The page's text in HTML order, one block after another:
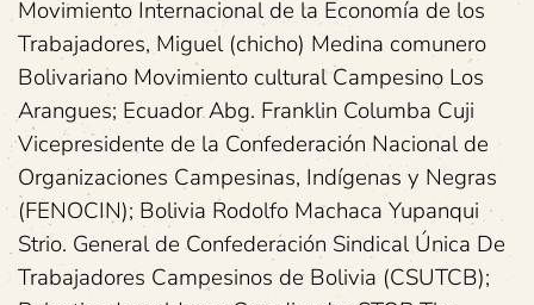
Movimiento Internacional de la Economía de los
Trabajadores, Miguel (chicho) Medina comunero
Bolivariano Movimiento cultural Campesino Los
Arangues; Ecuador Abg. Franklin Columba Cuji
Vicepresidente de la Confederación Nacional de
Organizaciones Campesinas, Indígenas y Negras
(FENOCIN); Bolivia Rodolfo Machaca Yupanqui
Strio. General de Confederación Sindical Única De
Trabajadores Campesinos de Bolivia (CSUTCB);